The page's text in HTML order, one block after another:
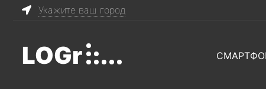
Укажите ваш город
LOGr